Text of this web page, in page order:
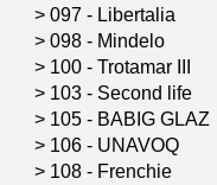
> 097 - Libertalia
> 098 - Mindelo
> 100 - Trotamar III
> 103 - Second life
> 105 - BABIG GLAZ
> 106 - UNAVOQ
> 108 - Frenchie